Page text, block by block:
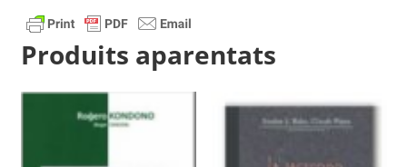
Produits aparentats